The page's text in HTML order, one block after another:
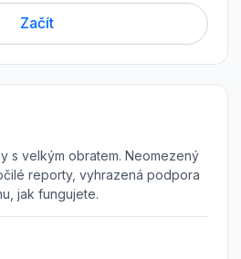
Začít
s velkým obratem. Neomezený
reporty, vyhrazená podpora
jak fungujete.